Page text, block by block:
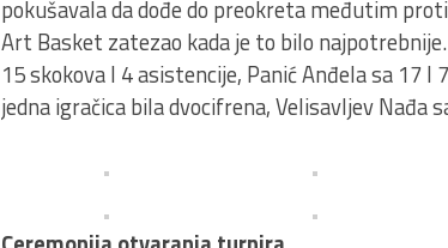
pokušavala da dođe do preokreta međutim
Art Basket zatezao kada je to bilo
15 skokova I 4 asistencije, Panić Anđela sa 17
jedna igračica bila dvocifrena, Velisavljev Nađa